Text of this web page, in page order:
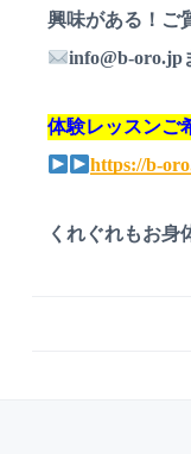
興味がある！ご
info@b-oro.jp
体験レッスンご
https://b-
くれぐれもお身